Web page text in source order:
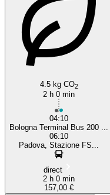
4.5 kg CO2
2 h 0 min
04:10
Bologna Terminal Bus 200 ...
06:10
Padova, Stazione FS...
direct
2 h 0 min
157,00 €